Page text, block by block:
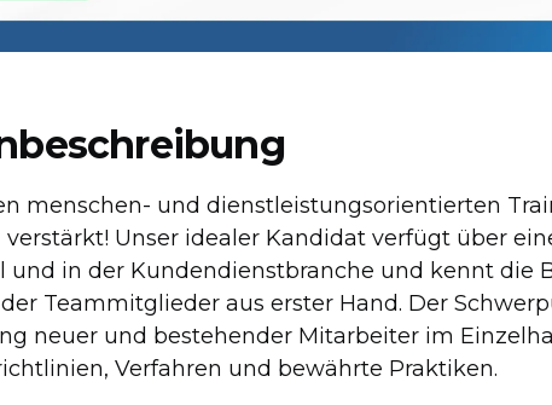
menschen- und dienstleistungsorientierten
verstärkt! Unser idealer Kandidat verfügt über
und in der Kundendienstbranche und kennt die
Teammitglieder aus erster Hand. Der
neuer und bestehender Mitarbeiter im
Verfahren und bewährte Praktiken.